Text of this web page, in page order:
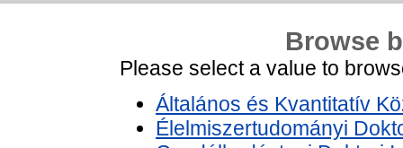
Browse
Please select a value to
Általános és Kvantitatív
Élelmiszertudományi